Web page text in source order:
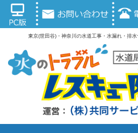
東京(世田谷)・神奈川の水道工事・水漏れ・排水